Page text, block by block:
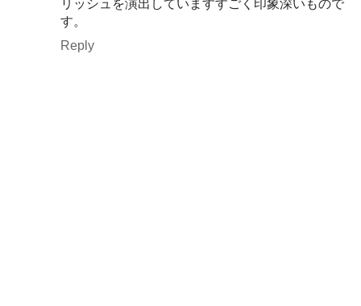
リッシュを演出していますすごく印象深いもので
す。
Reply